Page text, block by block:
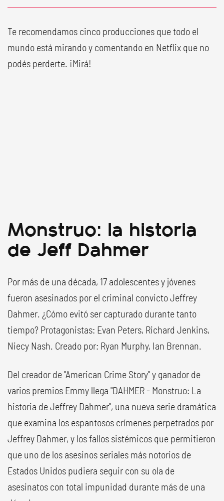
Te recomendamos cinco producciones que todo el
mundo está mirando y comentando en Netflix que no
podés perderte. ¡Mirá!
Monstruo: la historia
de Jeff Dahmer
Por más de una década, 17 adolescentes y jóvenes
fueron asesinados por el criminal convicto Jeffrey
Dahmer. ¿Cómo evitó ser capturado durante tanto
tiempo? Protagonistas: Evan Peters, Richard Jenkins,
Niecy Nash. Creado por: Ryan Murphy, Ian Brennan.
Del creador de "American Crime Story" y ganador de
varios premios Emmy llega "DAHMER - Monstruo: La
historia de Jeffrey Dahmer", una nueva serie dramática
que examina los espantosos crímenes perpetrados por
Jeffrey Dahmer, y los fallos sistémicos que permitieron
que uno de los asesinos seriales más notorios de
Estados Unidos pudiera seguir con su ola de
asesinatos con total impunidad durante más de una